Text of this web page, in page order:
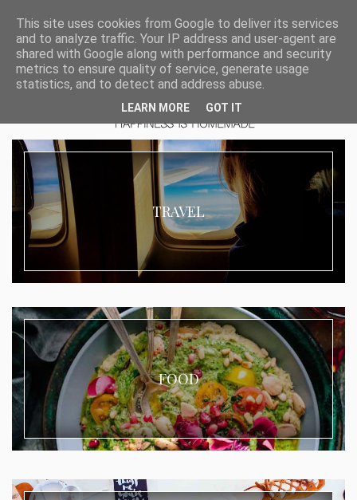
TRAVEL
FOOD
This site uses cookies from Google to deliver its services
and to analyze traffic. Your IP address and user-agent are
shared with Google along with performance and security
metrics to ensure quality of service, generate usage
statistics, and to detect and address abuse.
LEARN MORE GOT IT